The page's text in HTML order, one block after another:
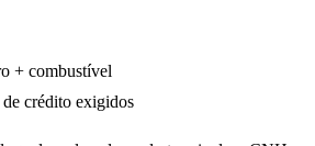
+ combustível
crédito exigidos